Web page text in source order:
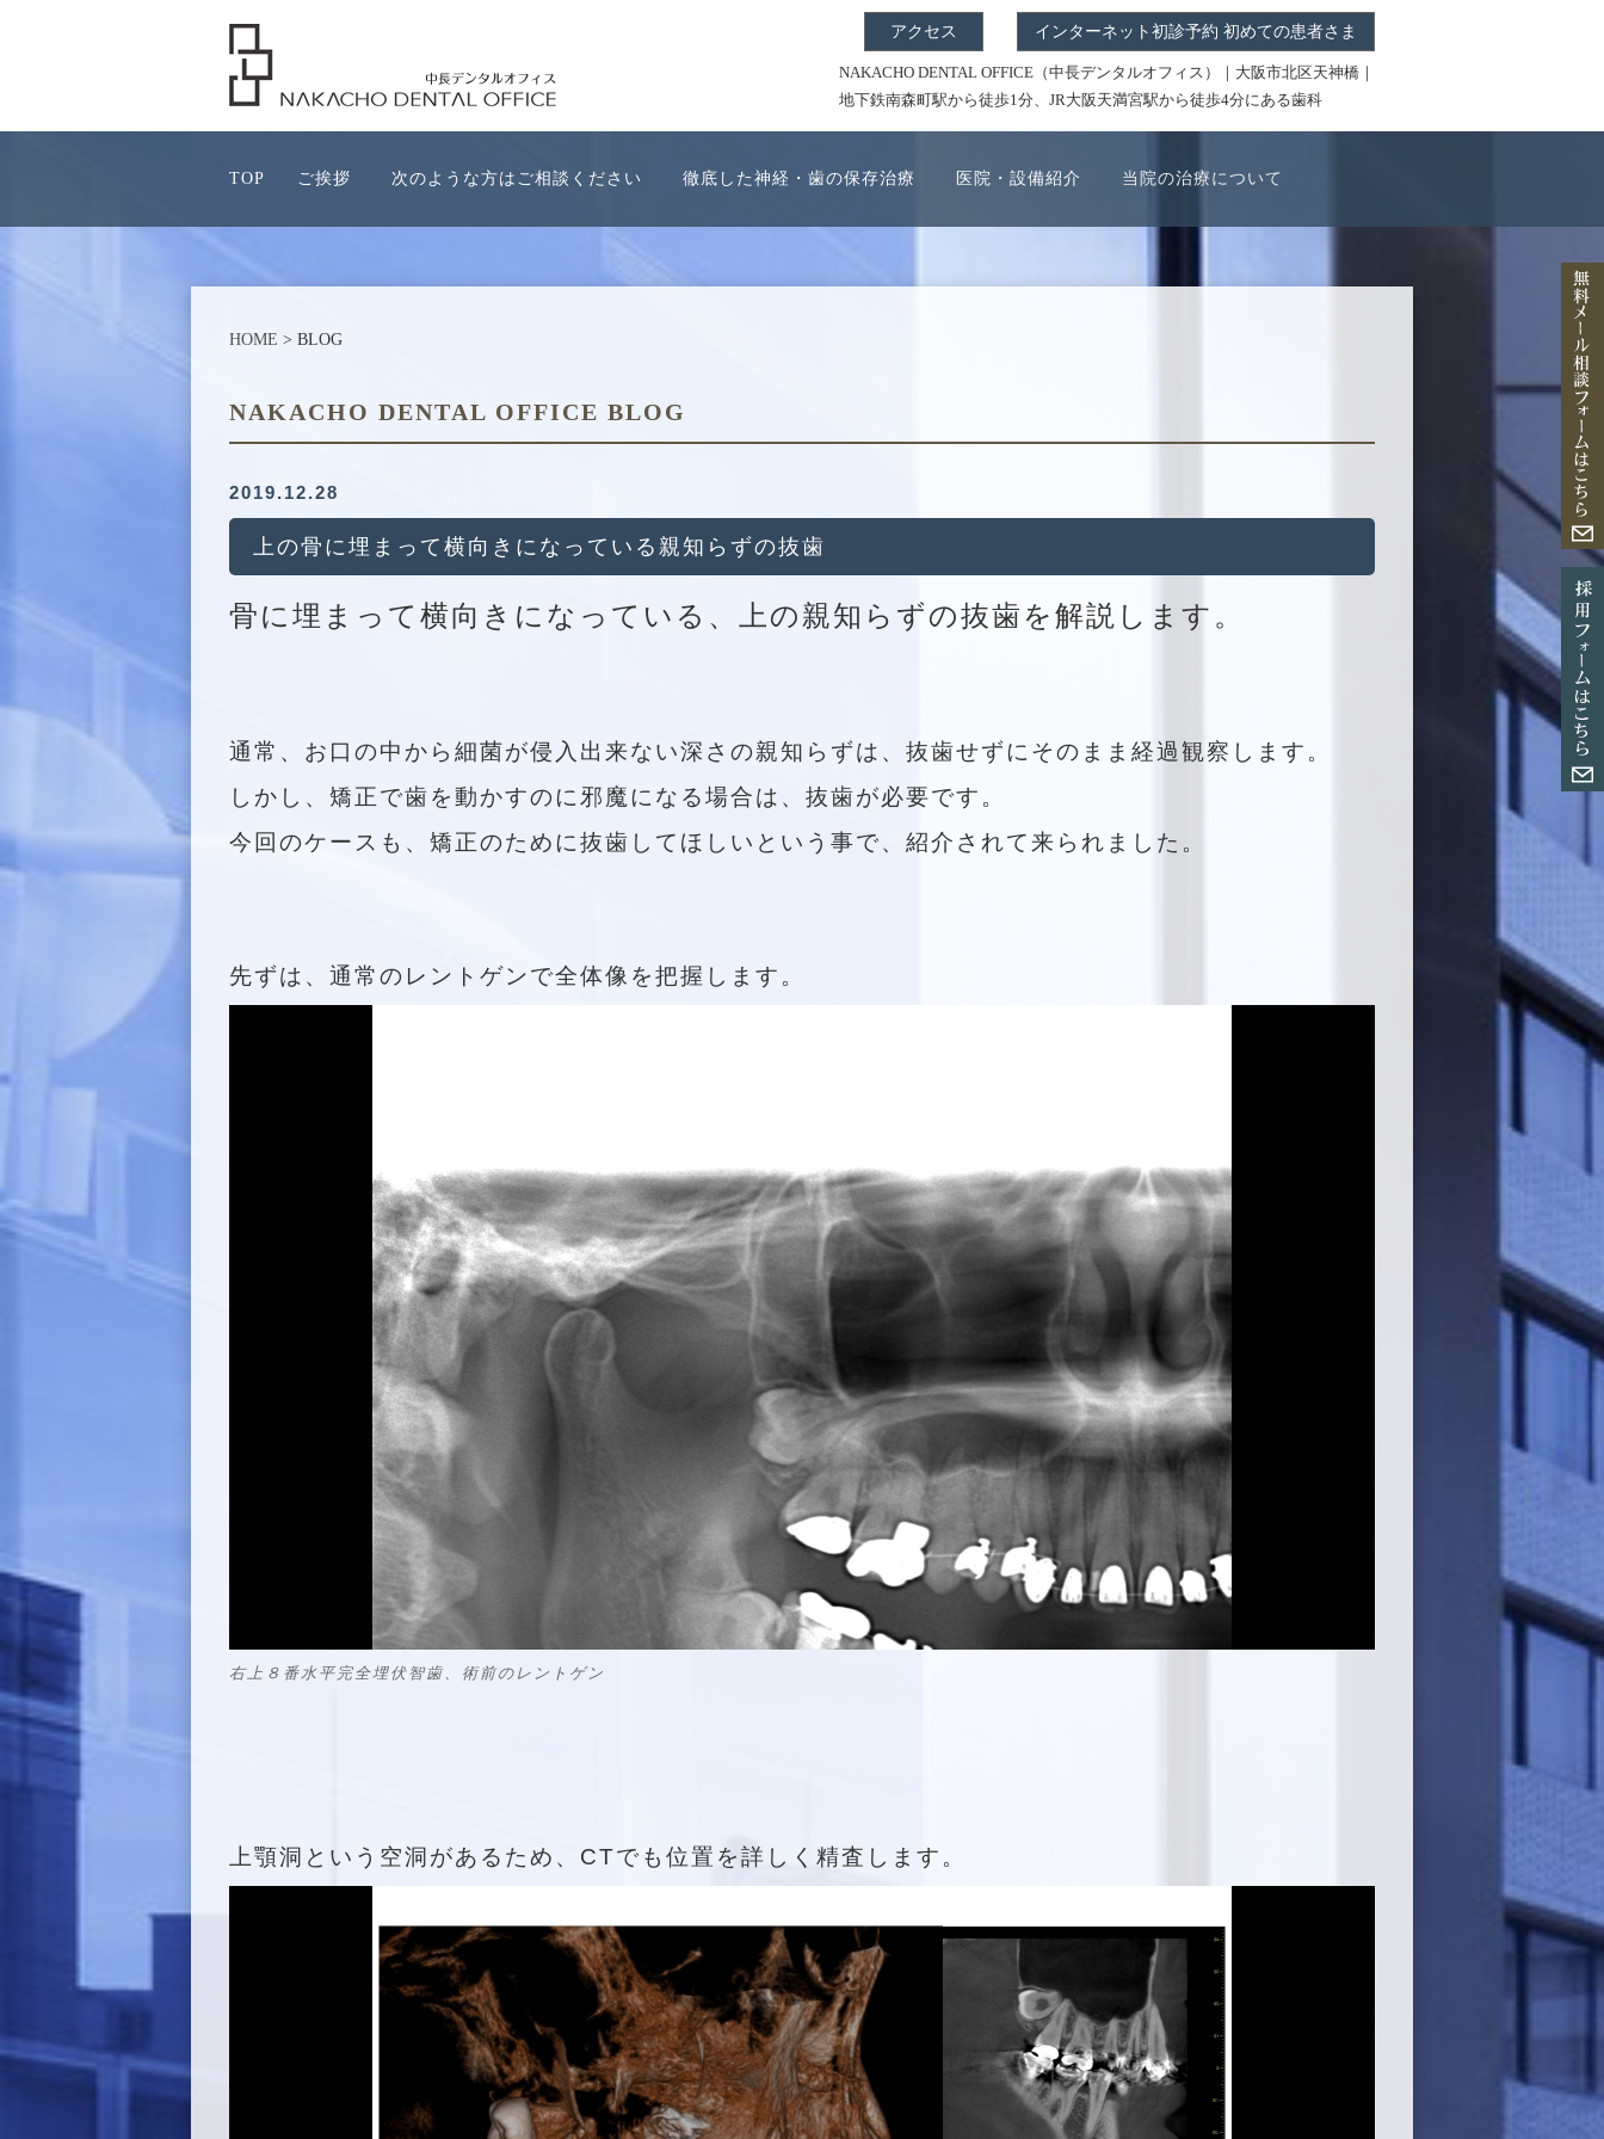
NAKACHO DENTAL OFFICE（中長デンタルオフィス）｜大阪市北区天神橋｜
地下鉄南森町駅から徒歩1分、JR大阪天満宮駅から徒歩4分にある歯科
インターネット初診予約 初めての患者さま
アクセス
TOP ご挨拶 次のような方はご相談ください 徹底した神経・歯の保存治療 医院・設備紹介 当院の治療について
HOME > BLOG
NAKACHO DENTAL OFFICE BLOG
2019.12.28
上の骨に埋まって横向きになっている親知らずの抜歯
骨に埋まって横向きになっている、上の親知らずの抜歯を解説します。
通常、お口の中から細菌が侵入出来ない深さの親知らずは、抜歯せずにそのまま経過観察します。
しかし、矯正で歯を動かすのに邪魔になる場合は、抜歯が必要です。
今回のケースも、矯正のために抜歯してほしいという事で、紹介されて来られました。
先ずは、通常のレントゲンで全体像を把握します。
右上８番水平完全埋伏智歯、術前のレントゲン
上顎洞という空洞があるため、CTでも位置を詳しく精査します。